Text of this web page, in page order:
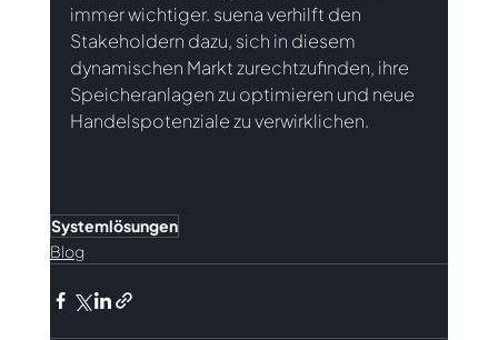
immer wichtiger. suena verhilft den
Stakeholdern dazu, sich in diesem
dynamischen Markt zurechtzufinden, ihre
Speicheranlagen zu optimieren und neue
Handelspotenziale zu verwirklichen.
Systemlösungen
Blog